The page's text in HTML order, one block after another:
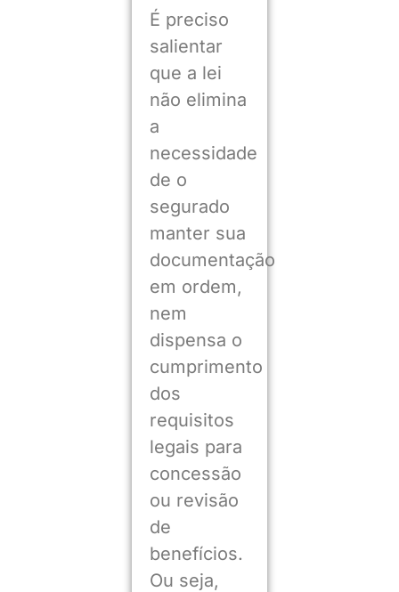
É preciso
salientar
que a lei
não elimina
a
necessidade
de o
segurado
manter sua
documentação
em ordem,
nem
dispensa o
cumprimento
dos
requisitos
legais para
concessão
ou revisão
de
benefícios.
Ou seja,